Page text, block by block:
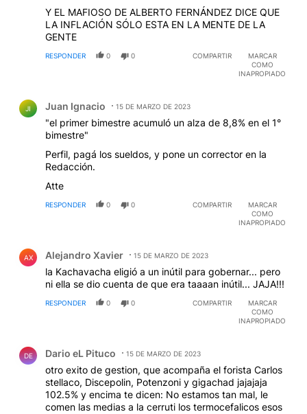
Y EL MAFIOSO DE ALBERTO FERNÁNDEZ DICE QUE
LA INFLACIÓN SÓLO ESTA EN LA MENTE DE LA
GENTE
RESPONDER 0 0 COMPARTIR
MARCAR
COMO
INAPROPIADO
JI Juan Ignacio 15 DE MARZO DE 2023
"el primer bimestre acumuló un alza de 8,8% en el 1°
bimestre"
Perfil, pagá los sueldos, y pone un corrector en la
Redacción.
Atte
RESPONDER 0 0 COMPARTIR
MARCAR
COMO
INAPROPIADO
AX Alejandro Xavier 15 DE MARZO DE 2023
la Kachavacha eligió a un inútil para gobernar... pero
ni ella se dio cuenta de que era taaaan inútil... JAJA!!!
RESPONDER 0 0 COMPARTIR
MARCAR
COMO
INAPROPIADO
DE Dario eL Pituco 15 DE MARZO DE 2023
otro exito de gestion, que acompaña el forista Carlos
stellaco, Discepolin, Potenzoni y gigachad jajajaja
102.5% y encima te dicen: No estamos tan mal, le
comen las medias a la cerruti los termocefalicos esos